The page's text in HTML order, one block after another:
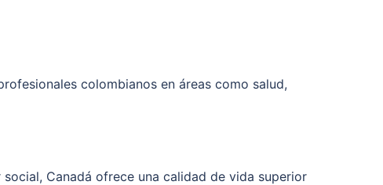
colombianos en áreas como salud,
Canadá ofrece una calidad de vida superior